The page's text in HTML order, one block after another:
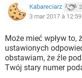
Kabareciarz
3 mar 2017 à 12:59
Może mieć wpływ to,
ustawionych
obstawiam, że źle
Twój stary numer